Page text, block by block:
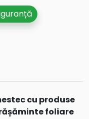
cu produse
foliare